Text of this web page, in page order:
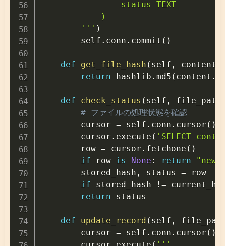
                status TEXT
            )
        '''
)
self . conn . commit ( )
def get_file_hash ( self , content
return hashlib . md5 ( content .
def check_status ( self , file_path
# ファイルの処理状態を確認
        cursor
= self . conn . cursor ( )
        cursor
. execute ( 'SELECT
        row
= cursor . fetchone ( )
if row is None : return
"new"
        stored_hash
, status = row
if stored_hash !=
return status
def update_record ( self ,
        cursor
= self . conn . cursor ( )